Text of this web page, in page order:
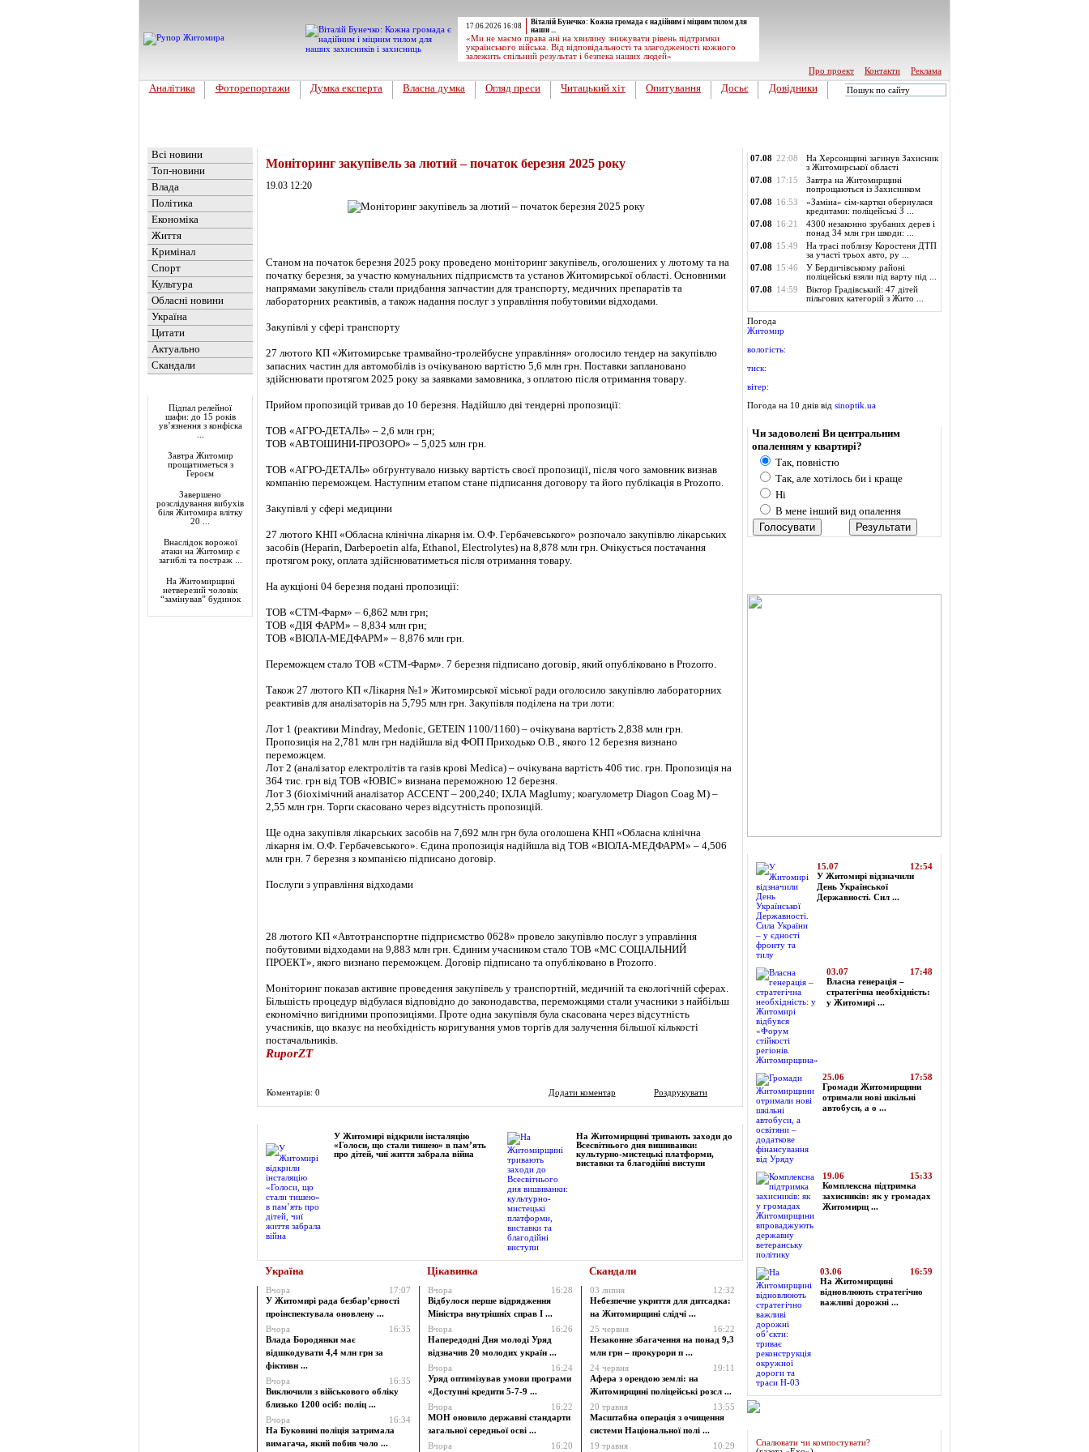
17.06.2026 16:08
Віталій Бунечко: Кожна громада є надійним і міцним тилом для
наши ...
«Ми не маємо права ані на хвилину знижувати рівень підтримки
українського війська. Від відповідальності та злагодженості кожного
залежить спільний результат і безпека наших людей»
Про проект
Контакти Реклама
Аналітика Фоторепортажи Думка експерта Власна думка Огляд преси Читацький хіт Опитування Досьє Довідники
Всі новини
Топ-новини
Влада
Політика
Економіка
Життя
Кримінал
Спорт
Культура
Обласні новини
Україна
Цитати
Актуально
Скандали
Підпал релейної
шафи: до 15 років
ув’язнення з конфіска
Завтра Житомир
прощатиметься з
Героєм
Завершено
розслідування вибухів
біля Житомира влітку
20 ...
Внаслідок ворожої
атаки на Житомир є
загиблі та постраж ...
На Житомирщині
нетверезий чоловік
“замінував” будинок
Моніторинг закупівель за лютий – початок березня 2025 року
19.03 12:20
Станом на початок березня 2025 року проведено моніторинг закупівель, оголошених у лютому та на
початку березня, за участю комунальних підприємств та установ Житомирської області. Основними
напрямами закупівель стали придбання запчастин для транспорту, медичних препаратів та
лабораторних реактивів, а також надання послуг з управління побутовими відходами.
Закупівлі у сфері транспорту
27 лютого КП «Житомирське трамвайно-тролейбусне управління» оголосило тендер на закупівлю
запасних частин для автомобілів із очікуваною вартістю 5,6 млн грн. Поставки заплановано
здійснювати протягом 2025 року за заявками замовника, з оплатою після отримання товару.
Прийом пропозицій тривав до 10 березня. Надійшло дві тендерні пропозиції:
ТОВ «АГРО-ДЕТАЛЬ» – 2,6 млн грн;
ТОВ «АВТОШИНИ-ПРОЗОРО» – 5,025 млн грн.
ТОВ «АГРО-ДЕТАЛЬ» обґрунтувало низьку вартість своєї пропозиції, після чого замовник визнав
компанію переможцем. Наступним етапом стане підписання договору та його публікація в Prozorro.
Закупівлі у сфері медицини
27 лютого КНП «Обласна клінічна лікарня ім. О.Ф. Гербачевського» розпочало закупівлю лікарських
засобів (Heparin, Darbepoetin alfa, Ethanol, Electrolytes) на 8,878 млн грн. Очікується постачання
протягом року, оплата здійснюватиметься після отримання товару.
На аукціоні 04 березня подані пропозиції:
ТОВ «СТМ-Фарм» – 6,862 млн грн;
ТОВ «ДІЯ ФАРМ» – 8,834 млн грн;
ТОВ «ВІОЛА-МЕДФАРМ» – 8,876 млн грн.
Переможцем стало ТОВ «СТМ-Фарм». 7 березня підписано договір, який опубліковано в Prozorro.
Також 27 лютого КП «Лікарня №1» Житомирської міської ради оголосило закупівлю лабораторних
реактивів для аналізаторів на 5,795 млн грн. Закупівля поділена на три лоти:
Лот 1 (реактиви Mindray, Medonic, GETEIN 1100/1160) – очікувана вартість 2,838 млн грн.
Пропозиція на 2,781 млн грн надійшла від ФОП Приходько О.В., якого 12 березня визнано
переможцем.
Лот 2 (аналізатор електролітів та газів крові Medica) – очікувана вартість 406 тис. грн. Пропозиція на
364 тис. грн від ТОВ «ЮВІС» визнана переможною 12 березня.
Лот 3 (біохімічний аналізатор ACCENT – 200,240; ІХЛА Maglumy; коагулометр Diagon Coag M) –
2,55 млн грн. Торги скасовано через відсутність пропозицій.
Ще одна закупівля лікарських засобів на 7,692 млн грн була оголошена КНП «Обласна клінічна
лікарня ім. О.Ф. Гербачевського». Єдина пропозиція надійшла від ТОВ «ВІОЛА-МЕДФАРМ» – 4,506
млн грн. 7 березня з компанією підписано договір.
Послуги з управління відходами
28 лютого КП «Автотранспортне підприємство 0628» провело закупівлю послуг з управління
побутовими відходами на 9,883 млн грн. Єдиним учасником стало ТОВ «МС СОЦІАЛЬНИЙ
ПРОЕКТ», якого визнано переможцем. Договір підписано та опубліковано в Prozorro.
Моніторинг показав активне проведення закупівель у транспортній, медичній та екологічній сферах.
Більшість процедур відбулася відповідно до законодавства, переможцями стали учасники з найбільш
економічно вигідними пропозиціями. Проте одна закупівля була скасована через відсутність
учасників, що вказує на необхідність коригування умов торгів для залучення більшої кількості
постачальників.
RuporZT
Коментарів: 0 Додати коментар Роздрукувати
У Житомирі відкрили інсталяцію
«Голоси, що стали тишею» в пам’ять
про дітей, чиї життя забрала війна
На Житомирщині тривають заходи до
Всесвітнього дня вишиванки:
культурно-мистецькі платформи,
виставки та благодійні виступи
Україна Цікавинка Скандали
Вчора
17:07
У Житомирі рада безбар’єрності
проінспектувала оновлену ...
Вчора
16:35
Влада Бородянки має
відшкодувати 4,4 млн грн за
фіктивн ...
Вчора
16:35
Виключили з військового обліку
близько 1200 осіб: поліц ...
Вчора
16:34
На Буковині поліція затримала
вимагача, який побив чоло ...
Вчора
16:28
Відбулося перше відрядження
Міністра внутрішніх справ І ...
Вчора
16:26
Напередодні Дня молоді Уряд
відзначив 20 молодих україн ...
Вчора
16:24
Уряд оптимізував умови програми
«Доступні кредити 5-7-9 ...
Вчора
16:22
МОН оновило державні стандарти
загальної середньої осві ...
Вчора
16:20
03 липня
12:32
Небезпечне укриття для дитсадка:
на Житомирщині слідчі ...
25 червня
16:22
Незаконне збагачення на понад 9,3
млн грн – прокурори п ...
24 червня
19:11
Афера з орендою землі: на
Житомирщині поліцейські розсл ...
20 травня
13:55
Масштабна операція з очищення
системи Національної полі ...
19 травня
10:29
07.08 22:08
На Херсонщині загинув Захисник
з Житомирської області
07.08 17:15
Завтра на Житомирщині
попрощаються із Захисником
07.08 16:53
«Заміна» сім-картки обернулася
кредитами: поліцейські З ...
07.08 16:21
4300 незаконно зрубаних дерев і
понад 34 млн грн шкоди: ...
07.08 15:49
На трасі поблизу Коростеня ДТП
за участі трьох авто, ру ...
07.08 15:46
У Бердичівському районі
поліцейські взяли під варту під ...
07.08 14:59
Віктор Градівський: 47 дітей
пільгових категорій з Жито ...
Погода
Житомир
вологість:
тиск:
вітер:
Погода на 10 днів від sinoptik.ua
Чи задоволені Ви центральним
опаленням у квартирі?
Так, повністю
Так, але хотілось би і краще
Ні
В мене інший вид опалення
15.07
12:54
У Житомирі відзначили
День Української
Державності. Сил ...
03.07
17:48
Власна генерація –
стратегічна необхідність:
у Житомирі ...
25.06
17:58
Громади Житомирщини
отримали нові шкільні
автобуси, а о ...
19.06
15:33
Комплексна підтримка
захисників: як у громадах
Житомирщ ...
03.06
16:59
На Житомирщині
відновлюють стратегічно
важливі дорожні ...
Спалювати чи компостувати?